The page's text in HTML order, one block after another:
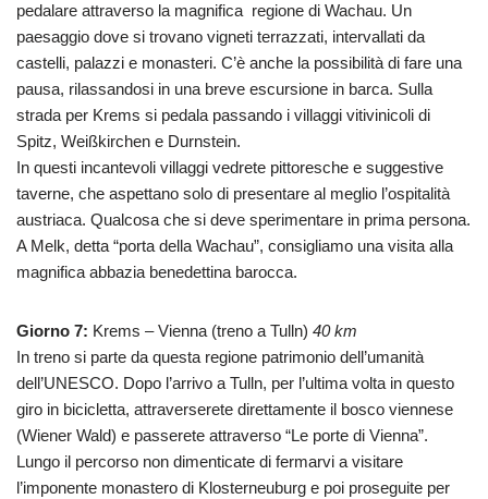
pedalare attraverso la magnifica regione di Wachau. Un
paesaggio dove si trovano vigneti terrazzati, intervallati da
castelli, palazzi e monasteri. C’è anche la possibilità di fare una
pausa, rilassandosi in una breve escursione in barca. Sulla
strada per Krems si pedala passando i villaggi vitivinicoli di
Spitz, Weißkirchen e Durnstein.
In questi incantevoli villaggi vedrete pittoresche e suggestive
taverne, che aspettano solo di presentare al meglio l’ospitalità
austriaca. Qualcosa che si deve sperimentare in prima persona.
A Melk, detta “porta della Wachau”, consigliamo una visita alla
magnifica abbazia benedettina barocca.
Giorno 7: Krems – Vienna (treno a Tulln) 40 km
In treno si parte da questa regione patrimonio dell’umanità
dell’UNESCO. Dopo l’arrivo a Tulln, per l’ultima volta in questo
giro in bicicletta, attraverserete direttamente il bosco viennese
(Wiener Wald) e passerete attraverso “Le porte di Vienna”.
Lungo il percorso non dimenticate di fermarvi a visitare
l’imponente monastero di Klosterneuburg e poi proseguite per